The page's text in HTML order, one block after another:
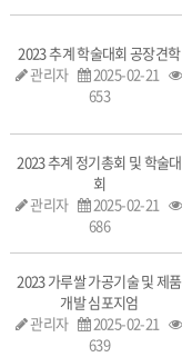
2023 추계 학술대회 공장견학
관리자
2025-02-21
653
2023 추계 정기총회 및 학술대
회
관리자
2025-02-21
686
2023 가루쌀 가공기술 및 제품
개발 심포지엄
관리자
2025-02-21
639